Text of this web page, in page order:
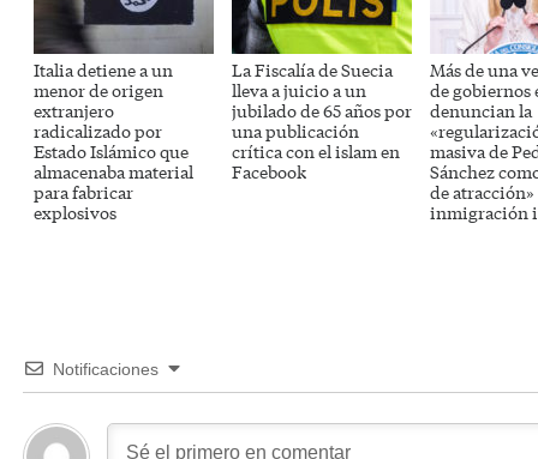
Italia detiene a un
menor de origen
extranjero
radicalizado por
Estado Islámico que
almacenaba material
para fabricar
explosivos
La Fiscalía de Suecia
lleva a juicio a un
jubilado de 65 años por
una publicación
crítica con el islam en
Facebook
Más de una
de gobiernos
denuncian la
masiva de
Sánchez
de atracción»
inmigración
Notificaciones